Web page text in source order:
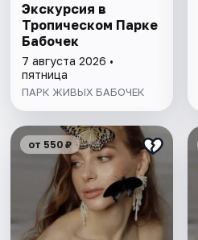
Экскурсия в
Тропическом Парке
Бабочек
7 августа 2026 •
пятница
ПАРК ЖИВЫХ БАБОЧЕК
от 550 ₽